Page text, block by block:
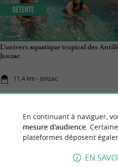
L’univers aquatique tropical des
Jonzac
11,4 km - Jonzac
Détente
En continuant à naviguer,
mesure d'audience.
plateformes déposent
EN